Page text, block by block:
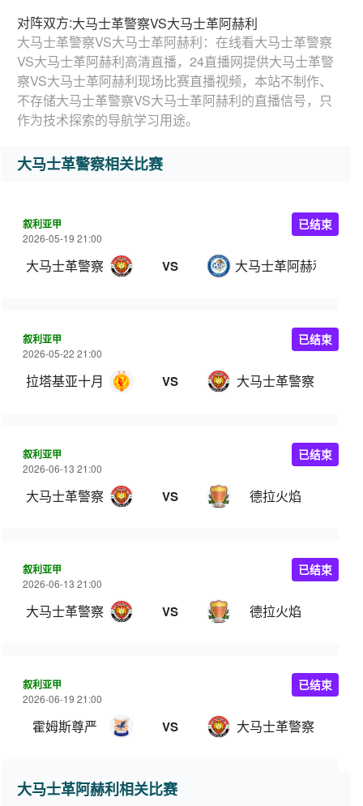
对阵双方:大马士革警察VS大马士革阿赫利
大马士革警察VS大马士革阿赫利：在线看大马士革警察
VS大马士革阿赫利高清直播，24直播网提供大马士革警
察VS大马士革阿赫利现场比赛直播视频，本站不制作、
不存储大马士革警察VS大马士革阿赫利的直播信号，只
作为技术探索的导航学习用途。
大马士革警察相关比赛
叙利亚甲
2026-05-19 21:00
大马士革警察 VS 大马士革阿赫利
已结束
叙利亚甲
2026-05-22 21:00
拉塔基亚十月 VS 大马士革警察
已结束
叙利亚甲
2026-06-13 21:00
大马士革警察 VS 德拉火焰
已结束
叙利亚甲
2026-06-13 21:00
大马士革警察 VS 德拉火焰
已结束
叙利亚甲
2026-06-19 21:00
霍姆斯尊严 VS 大马士革警察
已结束
大马士革阿赫利相关比赛